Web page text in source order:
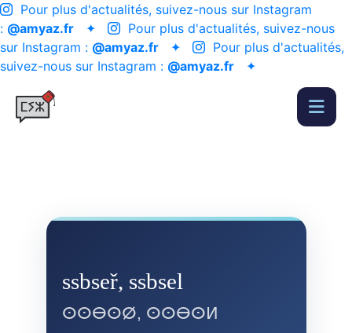
Pour plus d'actualités, suivez-nous sur Instagram
: @amyaz.fr ✦
Pour plus d'actualités, suivez-nous
sur Instagram : @amyaz.fr ✦
Pour plus d'actualités,
suivez-nous sur Instagram : @amyaz.fr ✦
ssbseř, ssbsel
ⵙⵙⴱⵙⵁ, ⵙⵙⴱⵙⵍ